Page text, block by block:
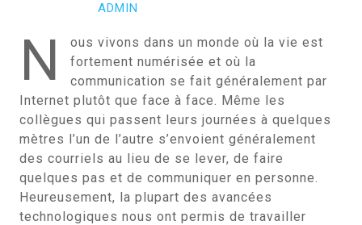
ADMIN
N
ous vivons dans un monde où la vie est
fortement numérisée et où la
communication se fait généralement par
Internet plutôt que face à face. Même les
collègues qui passent leurs journées à quelques
mètres l’un de l’autre s’envoient généralement
des courriels au lieu de se lever, de faire
quelques pas et de communiquer en personne.
Heureusement, la plupart des avancées
technologiques nous ont permis de travailler